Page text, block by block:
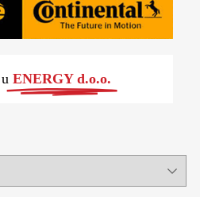
ENERGY d.o.o.